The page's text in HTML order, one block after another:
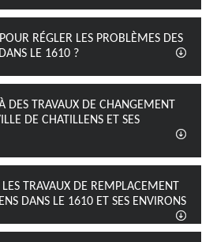
RÉGLER LES PROBLÈMES DES
LE 1610 ?
DES TRAVAUX DE CHANGEMENT
DE CHATILLENS ET SES
TRAVAUX DE REMPLACEMENT
DANS LE 1610 ET SES ENVIRONS